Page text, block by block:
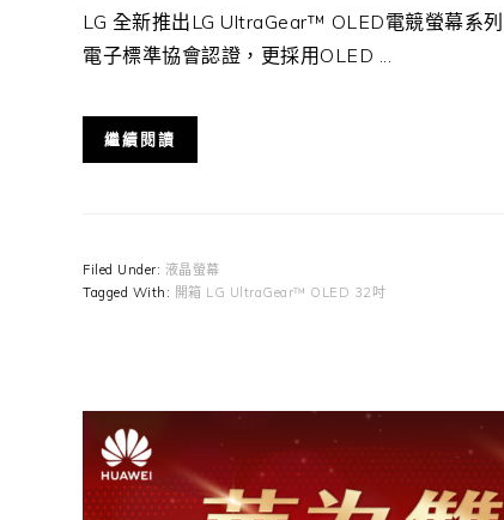
LG 全新推出LG UltraGear™ OLED電競螢幕系
電子標準協會認證，更採用OLED ...
繼續閱讀
Filed Under: 液晶螢幕
Tagged With: 開箱 LG UltraGear™ OLED 32吋